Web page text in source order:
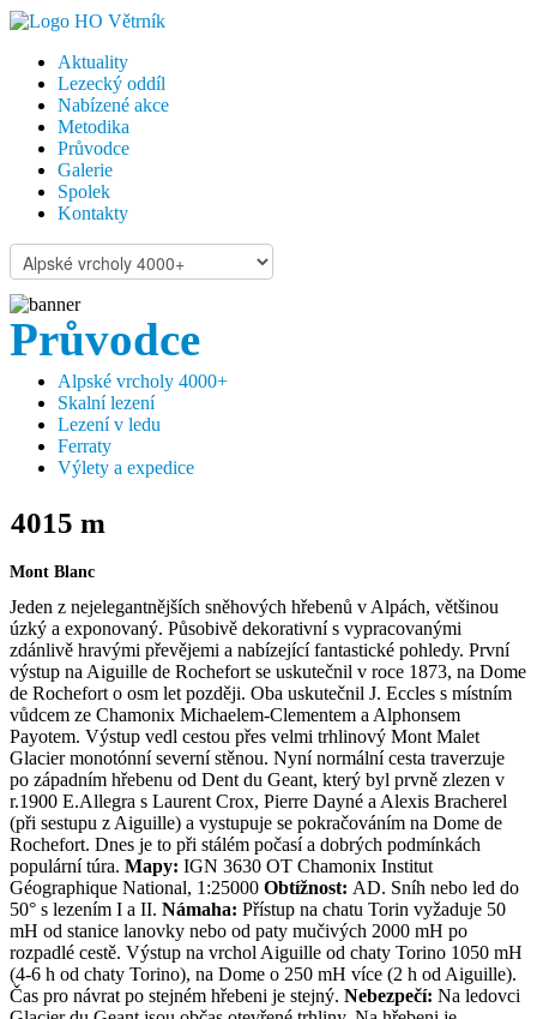
Aktuality
Lezecký oddíl
Nabízené akce
Metodika
Průvodce
Galerie
Spolek
Kontakty
Průvodce
Alpské vrcholy 4000+
Skalní lezení
Lezení v ledu
Ferraty
Výlety a expedice
4015 m
Mont Blanc
Jeden z nejelegantnějších sněhových hřebenů v Alpách, většinou
úzký a exponovaný. Působivě dekorativní s vypracovanými
zdánlivě hravými převějemi a nabízející fantastické pohledy. První
výstup na Aiguille de Rochefort se uskutečnil v roce 1873, na Dome
de Rochefort o osm let později. Oba uskutečnil J. Eccles s místním
vůdcem ze Chamonix Michaelem-Clementem a Alphonsem
Payotem. Výstup vedl cestou přes velmi trhlinový Mont Malet
Glacier monotónní severní stěnou. Nyní normální cesta traverzuje
po západním hřebenu od Dent du Geant, který byl prvně zlezen v
r.1900 E.Allegra s Laurent Crox, Pierre Dayné a Alexis Bracherel
(při sestupu z Aiguille) a vystupuje se pokračováním na Dome de
Rochefort. Dnes je to při stálém počasí a dobrých podmínkách
populární túra. Mapy: IGN 3630 OT Chamonix Institut
Géographique National, 1:25000 Obtížnost: AD. Sníh nebo led do
50° s lezením I a II. Námaha: Přístup na chatu Torin vyžaduje 50
mH od stanice lanovky nebo od paty mučivých 2000 mH po
rozpadlé cestě. Výstup na vrchol Aiguille od chaty Torino 1050 mH
(4-6 h od chaty Torino), na Dome o 250 mH více (2 h od Aiguille).
Čas pro návrat po stejném hřebeni je stejný. Nebezpečí: Na ledovci